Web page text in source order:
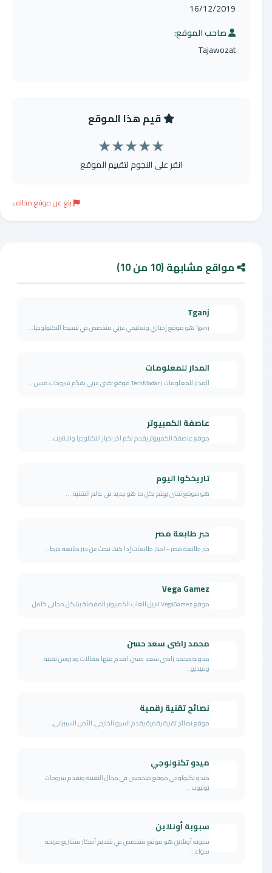
16/12/2019
صاحب الموقع:
Tajawozat
قيم هذا الموقع
★
★
★
★
★
انقر على النجوم لتقييم الموقع
بلغ عن موقع مخالف
مواقع مشابهة (10 من 10)
Tganj
Tganj هو موقع إخباري وتعليمي عربي متخصص في تبسيط التكنولوجيا...
المدار للمعلومات
المدار للمعلومات | TechMadar موقع تقني عربي يقدّم شروحات مبس...
عاصفة الكمبيوتر
موقع عاصفة الكمبيوتر يقدم لكم اخر اخبار التكنلوجيا والانترنت...
تاريخكوا اليوم
هو موقع تقنى يهتم بكل ما هو جديد فى عالم التقنية....
حبر طابعة مصر
حبر طابعة مصر - احبار طابعات إذا كنت تبحث عن حبر طابعة خرط...
Vega Gamez
موقع VegaGamez تنزيل العاب الكمبيوتر المفضلة بشكل مجانى كامل...
محمد راضى سعد حسن
مدونة محمد راضى سعد حسن، اقدم فيها مقالات ودروس تقنية
وفيديو...
نصائح تقنية رقمية
موقع نصائح تقنية رقمية يقدم السيو الخارجي, الأمن السيبراني, ...
ميدو تكنولوجي
ميدو تكنولوجي موقع متخصص في مجال التقنية ويقدم شروحات
يوتيوب...
سبوبة أونلاين
سبوبة أونلاين هو موقع متخصص في تقديم أفكار مشاريع مربحة
سواء...